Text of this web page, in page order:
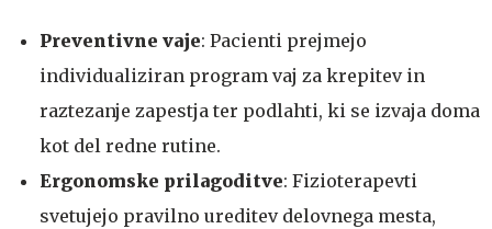
Preventivne vaje: Pacienti prejmejo
individualiziran program vaj za krepitev in
raztezanje zapestja ter podlahti, ki se izvaja doma
kot del redne rutine.
Ergonomske prilagoditve: Fizioterapevti
svetujejo pravilno ureditev delovnega mesta,